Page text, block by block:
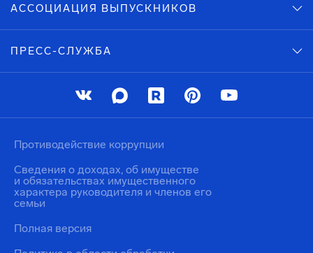
АССОЦИАЦИЯ ВЫПУСКНИКОВ
ПРЕСС-СЛУЖБА
Противодействие коррупции
Сведения о доходах, об имуществе
и обязательствах имущественного
характера руководителя и членов его
семьи
Полная версия